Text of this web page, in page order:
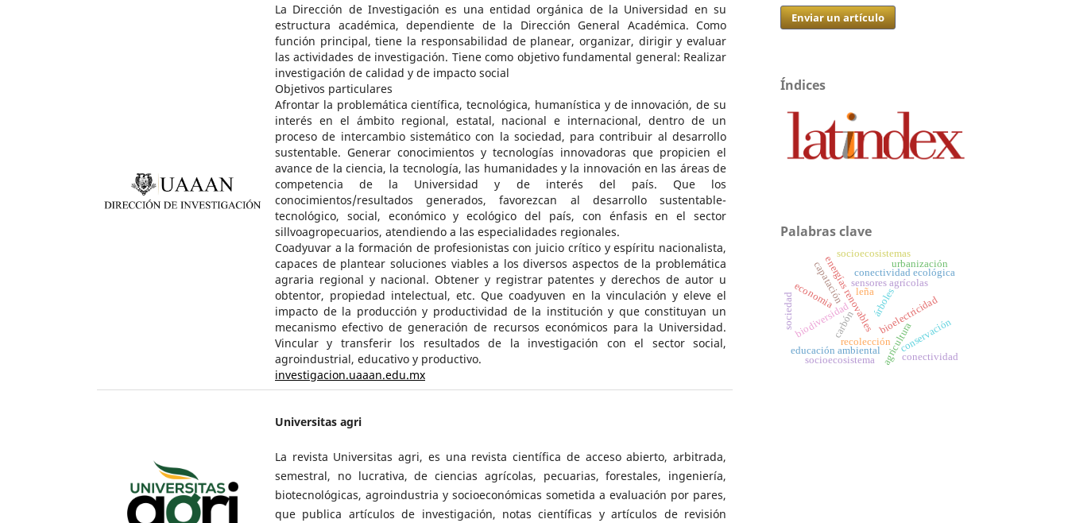
La Dirección de Investigación es una entidad orgánica de la Universidad en su
estructura académica, dependiente de la Dirección General Académica. Como
función principal, tiene la responsabilidad de planear, organizar, dirigir y evaluar
las actividades de investigación. Tiene como objetivo fundamental general: Realizar
investigación de calidad y de impacto social
Objetivos particulares
Afrontar la problemática científica, tecnológica, humanística y de innovación, de su
interés en el ámbito regional, estatal, nacional e internacional, dentro de un
proceso de intercambio sistemático con la sociedad, para contribuir al desarrollo
sustentable. Generar conocimientos y tecnologías innovadoras que propicien el
avance de la ciencia, la tecnología, las humanidades y la innovación en las áreas de
competencia de la Universidad y de interés del país. Que los
conocimientos/resultados generados, favorezcan al desarrollo sustentable-
tecnológico, social, económico y ecológico del país, con énfasis en el sector
sillvoagropecuarios, atendiendo a las especialidades regionales.
Coadyuvar a la formación de profesionistas con juicio crítico y espíritu nacionalista,
capaces de plantear soluciones viables a los diversos aspectos de la problemática
agraria regional y nacional. Obtener y registrar patentes y derechos de autor u
obtentor, propiedad intelectual, etc. Que coadyuven en la vinculación y eleve el
impacto de la producción y productividad de la institución y que constituyan un
mecanismo efectivo de generación de recursos económicos para la Universidad.
Vincular y transferir los resultados de la investigación con el sector social,
agroindustrial, educativo y productivo.
investigacion.uaaan.edu.mx
Universitas agri
La revista Universitas agri, es una revista científica de acceso abierto, arbitrada,
semestral, no lucrativa, de ciencias agrícolas, pecuarias, forestales, ingeniería,
biotecnológicas, agroindustria y socioeconómicas sometida a evaluación por pares,
que publica artículos de investigación, notas científicas y artículos de revisión
Enviar un artículo
Índices
Palabras clave
bioelectricidad
energías renovablessensores agrícolas
agricultura
recolección
árboles
carbón
leña
biodiversidad
conectividad ecológica
conservación
urbanización
socioecosistemas
capatación
conectividad
economia
sociedad
educación ambiental
socioecosistema